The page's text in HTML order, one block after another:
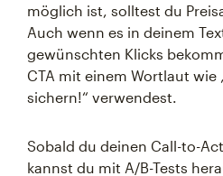
möglich ist, solltest du
Auch wenn es in deinem
gewünschten Klicks
CTA mit einem Wortlaut wie
sichern!“ verwendest.
Sobald du deinen Call-to-
kannst du mit A/B-Tests